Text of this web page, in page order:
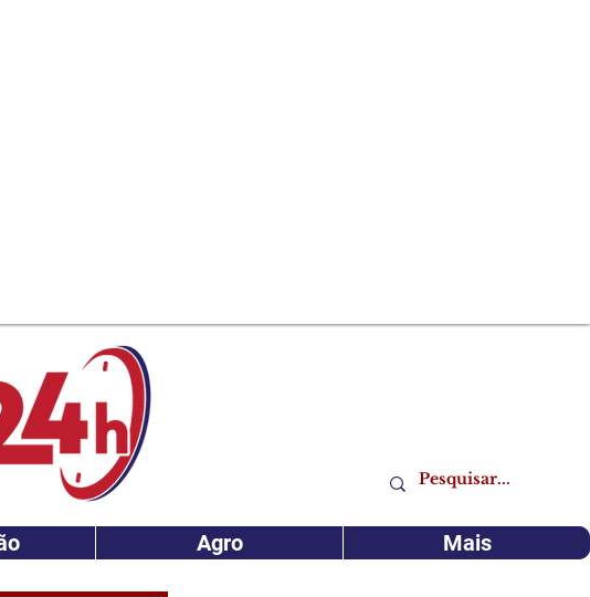
Agro Mais